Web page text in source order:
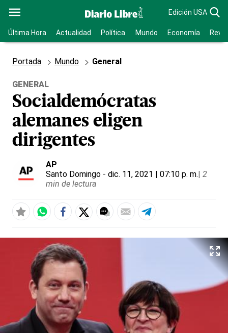
Edición USA
Última Hora Actualidad Política Mundo Economía
Portada Mundo General
GENERAL
Socialdemócratas
alemanes eligen
dirigentes
AP
Santo Domingo - dic. 11, 2021 | 07:10 p. m.| 2
min de lectura